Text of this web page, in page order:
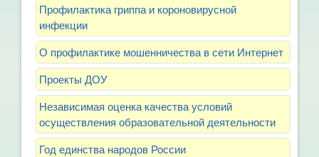
Профилактика гриппа и короновирусной
инфекции
О профилактике мошенничества в сети Интернет
Проекты ДОУ
Независимая оценка качества условий
осуществления образовательной деятельности
Год единства народов России